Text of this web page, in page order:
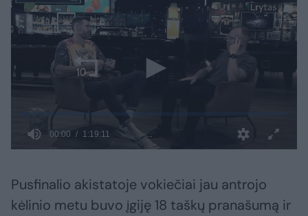
Pusfinalio akistatoje vokiečiai jau antrojo
kėlinio metu buvo įgiję 18 taškų pranašumą ir